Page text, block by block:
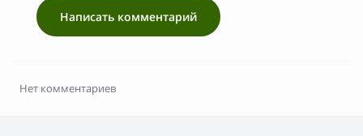
Написать комментарий
Нет комментариев